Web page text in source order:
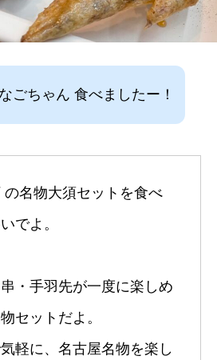
ごちゃん 食べましたー！
の名物大須セットを食べ
でよ。
・手羽先が一度に楽しめ
セットだよ。
軽に、名古屋名物を楽し